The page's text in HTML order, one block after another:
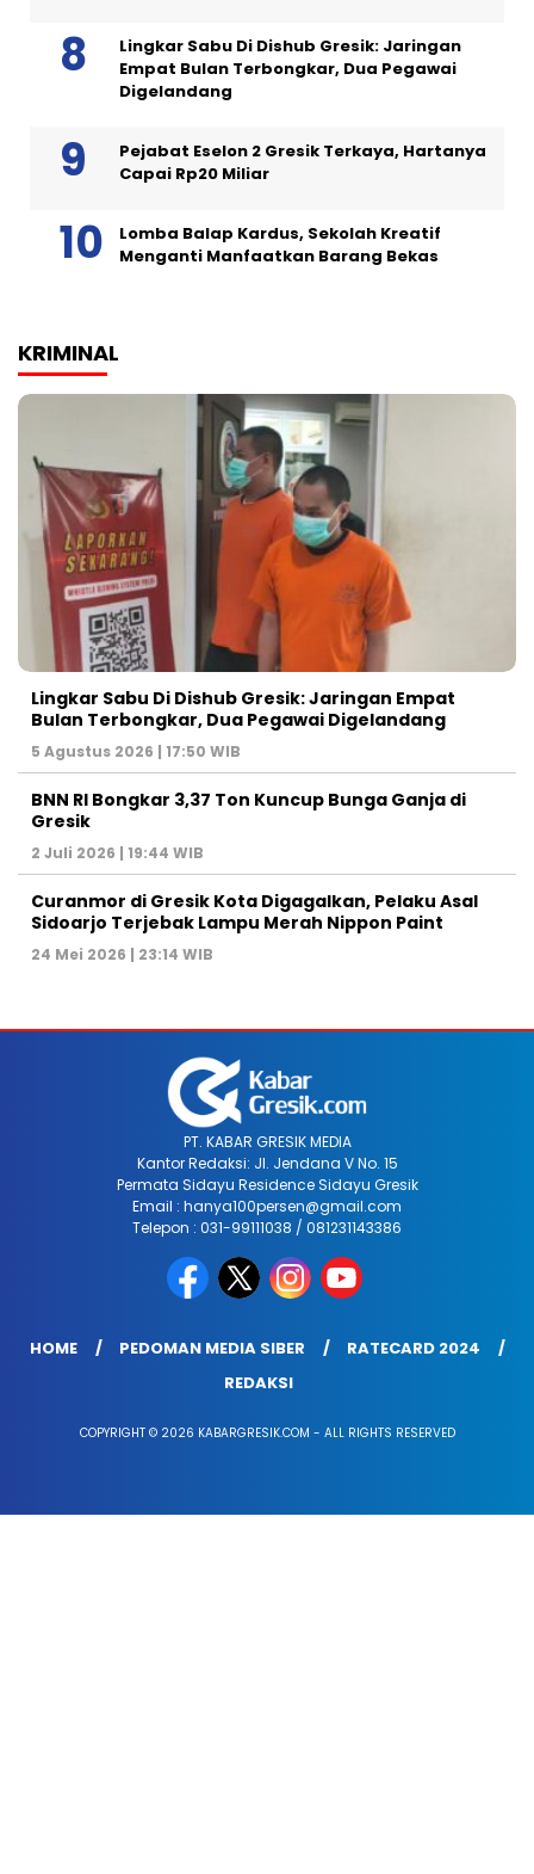
Lingkar Sabu Di Dishub Gresik: Jaringan
Empat Bulan Terbongkar, Dua Pegawai
Digelandang
Pejabat Eselon 2 Gresik Terkaya, Hartanya
Capai Rp20 Miliar
Lomba Balap Kardus, Sekolah Kreatif
Menganti Manfaatkan Barang Bekas
KRIMINAL
Lingkar Sabu Di Dishub Gresik: Jaringan Empat
Bulan Terbongkar, Dua Pegawai Digelandang
5 Agustus 2026 | 17:50 WIB
BNN RI Bongkar 3,37 Ton Kuncup Bunga Ganja di
Gresik
2 Juli 2026 | 19:44 WIB
Curanmor di Gresik Kota Digagalkan, Pelaku Asal
Sidoarjo Terjebak Lampu Merah Nippon Paint
24 Mei 2026 | 23:14 WIB
PT. KABAR GRESIK MEDIA
Kantor Redaksi: Jl. Jendana V No. 15
Permata Sidayu Residence Sidayu Gresik
Email : hanya100persen@gmail.com
Telepon : 031-99111038 / 081231143386
HOME PEDOMAN MEDIA SIBER
RATECARD 2024
REDAKSI
COPYRIGHT © 2026 KABARGRESIK.COM - ALL RIGHTS RESERVED